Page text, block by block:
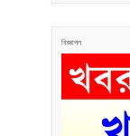
বিজ্ঞাপন